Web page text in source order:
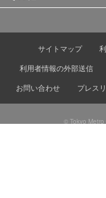
サイトマップ
利用者情報の外部送信
お問い合わせ
プレス
© Tokyo